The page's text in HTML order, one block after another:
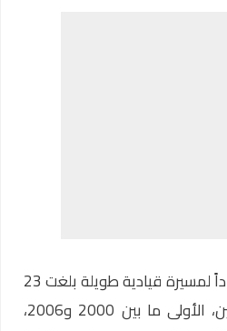
وتُعد هذه الولاية امتداداً لمسيرة قيادية طويلة بلغت 23
عاماً، موزعة على فترتين، الأولى ما بين 2000 و2006،